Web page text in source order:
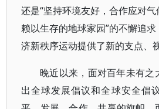
还是“坚持环境友好，合作应对
赖以生存的地球家园”的不懈追
济新秩序运动提供了新的支点、
晚近以来，面对百年未有之
出全球发展倡议和全球安全倡